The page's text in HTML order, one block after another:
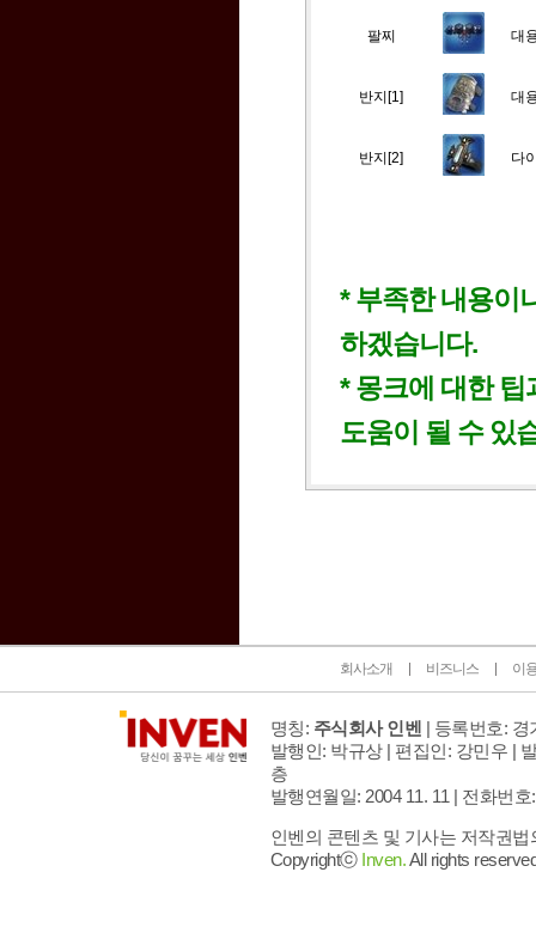
팔찌 대
반지[1] 대
반지[2] 다
* 부족한 내용이
하겠습니다.
* 몽크에 대한
도움이 될 수 있
회사소개 비즈니스 이
명칭: 주식회사 인벤 | 등록번호: 경
발행인: 박규상 | 편집인: 강민우 |
층
발행연월일: 2004 11. 11 | 전화번호
인벤의 콘텐츠 및 기사는 저작권
Copyrightⓒ Inven.All rights